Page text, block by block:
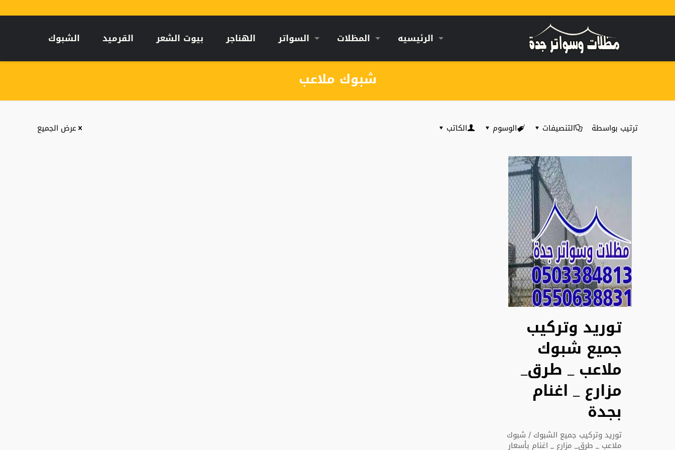
الرئيسيه المظلات السواتر الهناجر بيوت الشعر القرميد الشبوك
شبوك ملاعب
ترتيب بواسطة التنصيفات الوسوم الكاتب عرض الجميع
توريد وتركيب
جميع شبوك
ملاعب _ طرق_
مزارع _ اغنام
بجدة
توريد وتركيب جميع الشبوك / شبوك
ملاعب _ طرق_ مزارع _ اغنام بأسعار